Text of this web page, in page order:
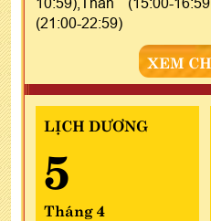
(21:00-22:59)
XEM
LỊCH DƯƠNG
5
Tháng 4